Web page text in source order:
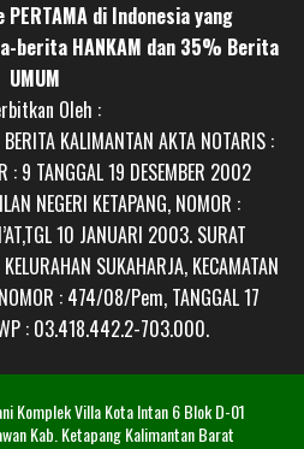
di Indonesia yang
berita HANKAM dan 35% Berita
UMUM
Oleh :
KALIMANTAN AKTA NOTARIS :
: 9 TANGGAL 19 DESEMBER 2002
NEGERI KETAPANG, NOMOR :
10 JANUARI 2003. SURAT
SUKAHARJA, KECAMATAN
NOMOR : 474/08/Pem, TANGGAL 17
: 03.418.442.2-703.000.
Komplek Villa Kota Intan 6 Blok D-01
Kab. Ketapang Kalimantan Barat